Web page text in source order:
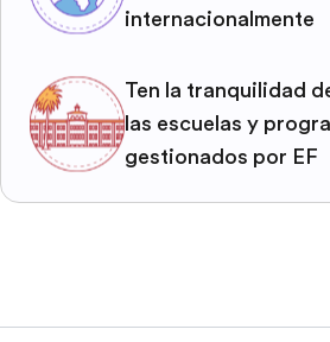
internacionalmente
Ten la tranquilidad
las escuelas y
gestionados por EF